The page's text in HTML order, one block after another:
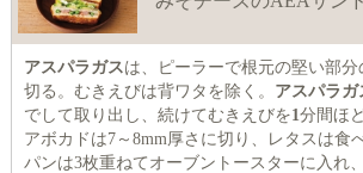
アスパラガスは、ピーラーで根元の堅い部
切る。むきえびは背ワタを除く。 アスパラガ
でして取り出し、続けてむきえびを1 分間ほ
アボカドは7～8mm厚さに切り、レタスは食
パンは3枚重ねてオーブントースターに入れ